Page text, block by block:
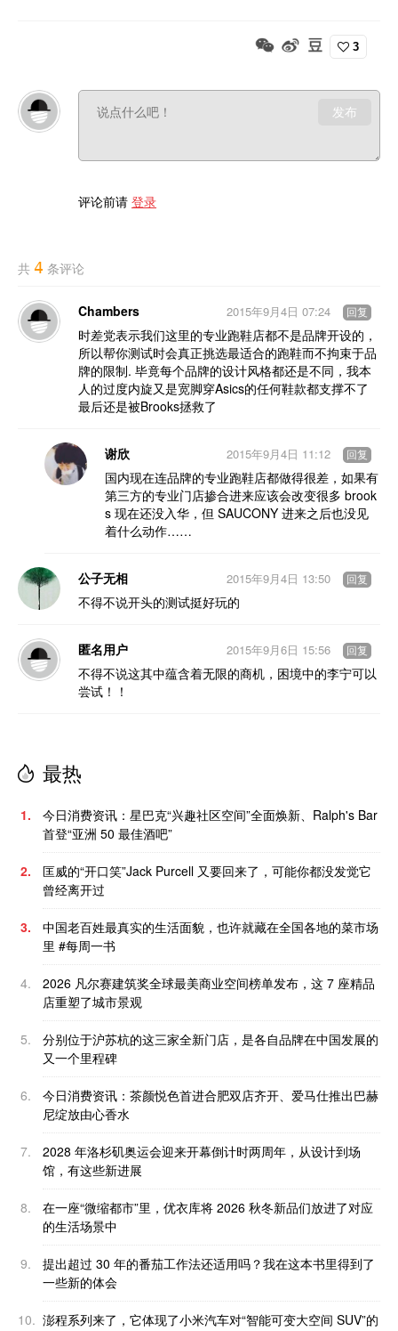
3
发布
评论前请 登录
共 4 条评论
Chambers
时差党表示我们这里的专业跑鞋店都不是品牌开设的，
所以帮你测试时会真正挑选最适合的跑鞋而不拘束于品
牌的限制. 毕竟每个品牌的设计风格都还是不同，我本
人的过度内旋又是宽脚穿Asics的任何鞋款都支撑不了
最后还是被Brooks拯救了
2015年9月4日 07:24 回复
谢欣
国内现在连品牌的专业跑鞋店都做得很差，如果有
第三方的专业门店掺合进来应该会改变很多 brook
s 现在还没入华，但 SAUCONY 进来之后也没见
着什么动作……
2015年9月4日 11:12 回复
公子无相
不得不说开头的测试挺好玩的
2015年9月4日 13:50 回复
匿名用户
不得不说这其中蕴含着无限的商机，困境中的李宁可以
尝试！！
2015年9月6日 15:56 回复
最热
1.
今日消费资讯：星巴克“兴趣社区空间”全面焕新、Ralph's Bar
首登“亚洲 50 最佳酒吧”
2.
匡威的“开口笑”Jack Purcell 又要回来了，可能你都没发觉它
曾经离开过
3.
中国老百姓最真实的生活面貌，也许就藏在全国各地的菜市场
里 #每周一书
4.
2026 凡尔赛建筑奖全球最美商业空间榜单发布，这 7 座精品
店重塑了城市景观
5.
分别位于沪苏杭的这三家全新门店，是各自品牌在中国发展的
又一个里程碑
6.
今日消费资讯：茶颜悦色首进合肥双店齐开、爱马仕推出巴赫
尼绽放由心香水
7.
2028 年洛杉矶奥运会迎来开幕倒计时两周年，从设计到场
馆，有这些新进展
8.
在一座“微缩都市”里，优衣库将 2026 秋冬新品们放进了对应
的生活场景中
9.
提出超过 30 年的番茄工作法还适用吗？我在这本书里得到了
一些新的体会
10. 澎程系列来了，它体现了小米汽车对“智能可变大空间 SUV”的